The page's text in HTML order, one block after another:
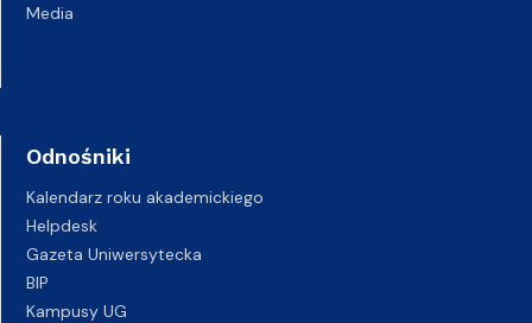
Media
Odnośniki
Kalendarz roku akademickiego
Helpdesk
Gazeta Uniwersytecka
BIP
Kampusy UG